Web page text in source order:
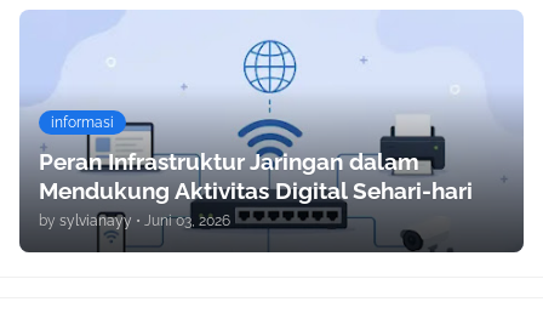
informasi
Peran Infrastruktur Jaringan dalam
Mendukung Aktivitas Digital Sehari-hari
by sylvianayy • Juni 03, 2026